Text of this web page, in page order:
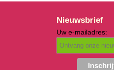
Nieuwsbrief
Uw e-mailadres: